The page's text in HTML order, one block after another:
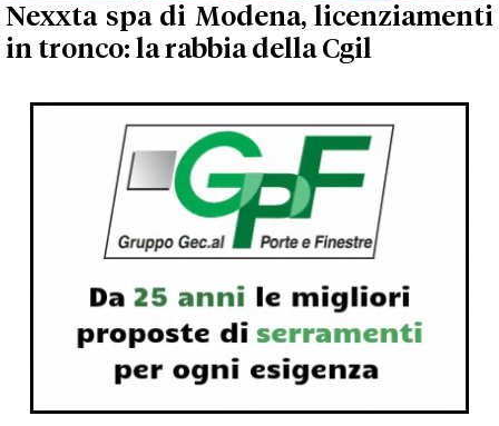
Nexxta spa di Modena, licenziamenti
in tronco: la rabbia della Cgil